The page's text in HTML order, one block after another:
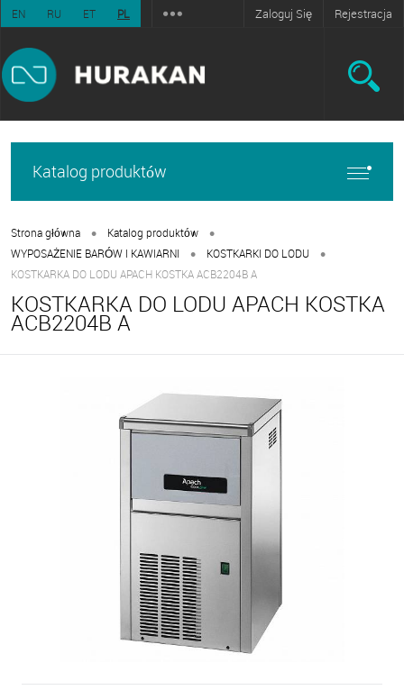
EN RU ET PL Zaloguj Się Rejestracja
Katalog produktów
Strona główna • Katalog produktów •
WYPOSAŻENIE BARÓW I KAWIARNI • KOSTKARKI DO LODU •
KOSTKARKA DO LODU APACH KOSTKA ACB2204B A
KOSTKARKA DO LODU APACH KOSTKA
ACB2204B A